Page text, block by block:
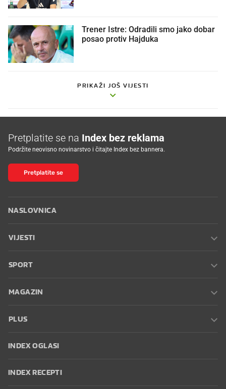
Trener Istre: Odradili smo jako dobar
posao protiv Hajduka
PRIKAŽI JOŠ VIJESTI
Pretplatite se na Index bez reklama
Podržite neovisno novinarstvo i čitajte Index bez bannera.
Pretplatite se
NASLOVNICA
VIJESTI
SPORT
MAGAZIN
PLUS
INDEX OGLASI
INDEX RECEPTI